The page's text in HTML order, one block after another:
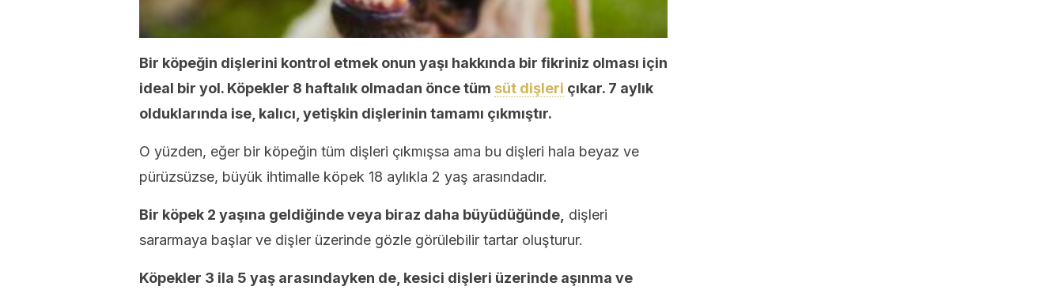
Bir köpeğin dişlerini kontrol etmek onun yaşı hakkında bir fikriniz olması için
ideal bir yol. Köpekler 8 haftalık olmadan önce tüm süt dişleri çıkar. 7 aylık
olduklarında ise, kalıcı, yetişkin dişlerinin tamamı çıkmıştır.
O yüzden, eğer bir köpeğin tüm dişleri çıkmışsa ama bu dişleri hala beyaz ve
pürüzsüzse, büyük ihtimalle köpek 18 aylıkla 2 yaş arasındadır.
Bir köpek 2 yaşına geldiğinde veya biraz daha büyüdüğünde, dişleri
sararmaya başlar ve dişler üzerinde gözle görülebilir tartar oluşturur.
Köpekler 3 ila 5 yaş arasındayken de, kesici dişleri üzerinde aşınma ve